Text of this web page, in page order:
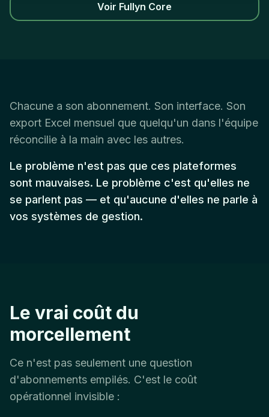
Voir Fullyn Core
Chacune a son abonnement. Son interface. Son
export Excel mensuel que quelqu'un dans l'équipe
réconcilie à la main avec les autres.
Le problème n'est pas que ces plateformes
sont mauvaises. Le problème c'est qu'elles ne
se parlent pas — et qu'aucune d'elles ne parle à
vos systèmes de gestion.
Le vrai coût du
morcellement
Ce n'est pas seulement une question
d'abonnements empilés. C'est le coût
opérationnel invisible :